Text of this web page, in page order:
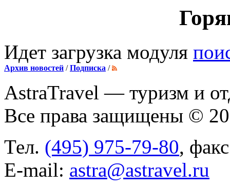
Идет загрузка модуля
Архив новостей /Подписка /
AstraTravel — туризм и
Все права защищены ©
Тел. (495) 975-79-80,
E-mail: astra@astravel.ru